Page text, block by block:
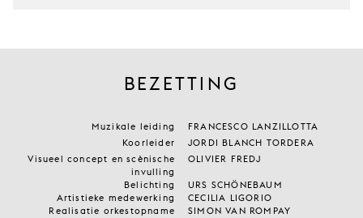
BEZETTING
Muzikale leiding
FRANCESCO LANZILLOTTA
Koorleider
JORDI BLANCH TORDERA
Visueel concept en scènische
invulling
OLIVIER FREDJ
Belichting
URS SCHÖNEBAUM
Artistieke medewerking
CECILIA LIGORIO
Realisatie orkestopname
SIMON VAN ROMPAY